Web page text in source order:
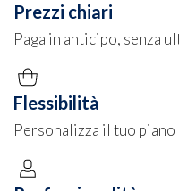
Prezzi chiari
Paga in anticipo, senza
Flessibilità
Personalizza il tuo piano